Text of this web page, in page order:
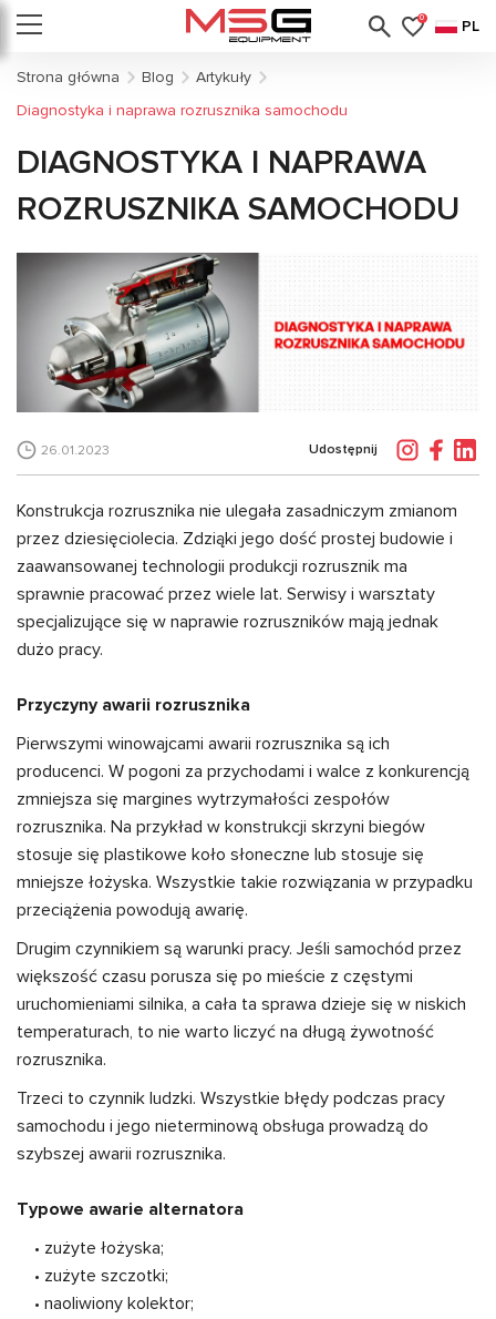
0 PL
Strona główna Blog
Artykuły
Diagnostyka i naprawa rozrusznika samochodu
DIAGNOSTYKA I NAPRAWA
ROZRUSZNIKA SAMOCHODU
26.01.2023 Udostępnij
Konstrukcja rozrusznika nie ulegała zasadniczym zmianom
przez dziesięciolecia. Zdziąki jego dość prostej budowie i
zaawansowanej technologii produkcji rozrusznik ma
sprawnie pracować przez wiele lat. Serwisy i warsztaty
specjalizujące się w naprawie rozruszników mają jednak
dużo pracy.
Przyczyny awarii rozrusznika
Pierwszymi winowajcami awarii rozrusznika są ich
producenci. W pogoni za przychodami i walce z konkurencją
zmniejsza się margines wytrzymałości zespołów
rozrusznika. Na przykład w konstrukcji skrzyni biegów
stosuje się plastikowe koło słoneczne lub stosuje się
mniejsze łożyska. Wszystkie takie rozwiązania w przypadku
przeciążenia powodują awarię.
Drugim czynnikiem są warunki pracy. Jeśli samochód przez
większość czasu porusza się po mieście z częstymi
uruchomieniami silnika, a cała ta sprawa dzieje się w niskich
temperaturach, to nie warto liczyć na długą żywotność
rozrusznika.
Trzeci to czynnik ludzki. Wszystkie błędy podczas pracy
samochodu i jego nieterminową obsługa prowadzą do
szybszej awarii rozrusznika.
Typowe awarie alternatora
• zużyte łożyska;
• zużyte szczotki;
• naoliwiony kolektor;